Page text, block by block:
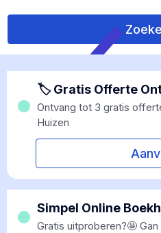
🏷 Gratis Offerte
Ontvang tot 3 gratis
Huizen
Simpel Online
Gratis uitproberen?🤩 Gan